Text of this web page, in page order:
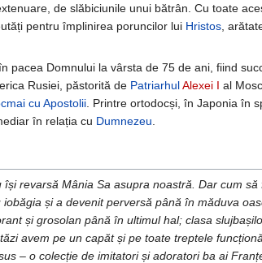
de slăbiciunile unui bătrân. Cu toate
pentru împlinirea poruncilor lui Hristos ,
pacea Domnului la vârsta de 75 de ani, fiind
Rusiei, păstorită de PatriarhulAlexei I al
cu Apostolii . Printre ortodocși, în Japonia în
în relația cu Dumnezeu
revarsă Mânia Sa asupra noastră. Dar cum să
și a devenit perversă până în măduva
și grosolan până în ultimul hal; clasa
avem pe un capăt și pe toate treptele
– o colecție de imitatori și adoratori ba ai